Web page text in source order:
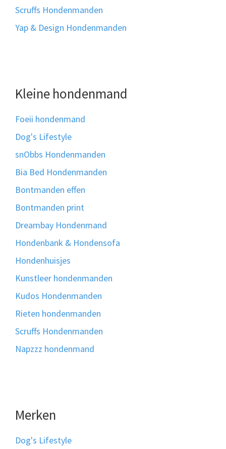
Scruffs Hondenmanden
Yap & Design Hondenmanden
Kleine hondenmand
Foeii hondenmand
Dog's Lifestyle
snObbs Hondenmanden
Bia Bed Hondenmanden
Bontmanden effen
Bontmanden print
Dreambay Hondenmand
Hondenbank & Hondensofa
Hondenhuisjes
Kunstleer hondenmanden
Kudos Hondenmanden
Rieten hondenmanden
Scruffs Hondenmanden
Napzzz hondenmand
Merken
Dog's Lifestyle